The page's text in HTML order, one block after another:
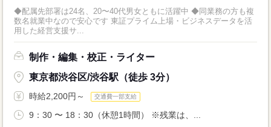
◆配属先部署は24名、20〜40代男女ともに活躍中 ◆同業務の方も複
数名就業中なので安心です 東証プライム上場・ビジネスデータを活
用した経営支援サ...
制作・編集・校正・ライター
東京都渋谷区/渋谷駅（徒歩 3分）
時給2,200円～ 交通費一部支給
9：30 〜 18：30（休憩1時間） ※残業は、...